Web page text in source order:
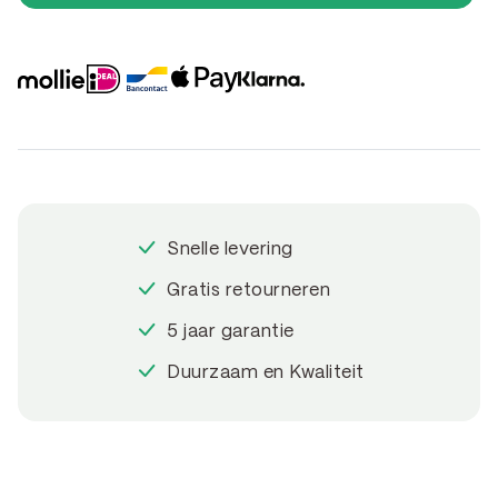
x
x
Snelle levering
Gratis retourneren
5 jaar garantie
Duurzaam en Kwaliteit